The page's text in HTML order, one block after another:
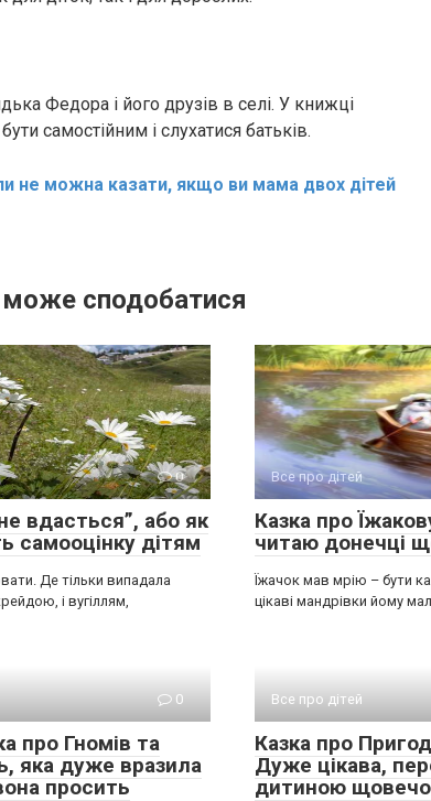
Федора і його друзів в селі. У книжці
самостійним і слухатися батьків.
не можна казати, якщо ви мама двох дітей
сподобатися
0
вдасться”, або як
самооцінку дітям
Де тільки випадала
і вугіллям,
Все про дітей
Казка про
читаю донечці
Їжачок мав мрію – бути
цікаві мандрівки йому
0
про Гномів та
яка дуже вразила
просить
Все про дітей
Казка про
Дуже цікава,
дитиною